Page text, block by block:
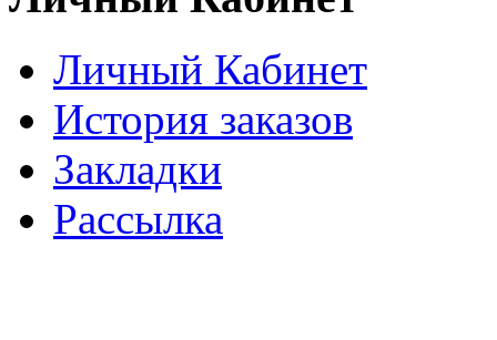
Личный Кабинет
История заказов
Закладки
Рассылка